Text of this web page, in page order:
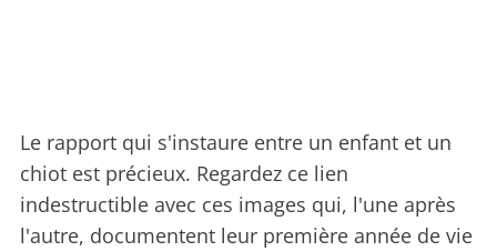
Le rapport qui s'instaure entre un enfant et un
chiot est précieux. Regardez ce lien
indestructible avec ces images qui, l'une après
l'autre, documentent leur première année de vie